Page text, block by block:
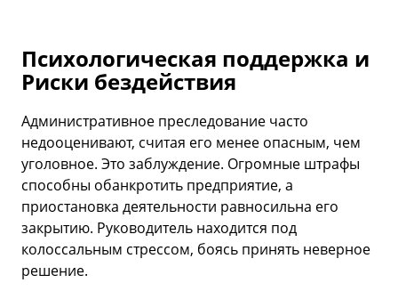
Психологическая поддержка и
Риски бездействия
Административное преследование часто
недооценивают, считая его менее опасным, чем
уголовное. Это заблуждение. Огромные штрафы
способны обанкротить предприятие, а
приостановка деятельности равносильна его
закрытию. Руководитель находится под
колоссальным стрессом, боясь принять неверное
решение.